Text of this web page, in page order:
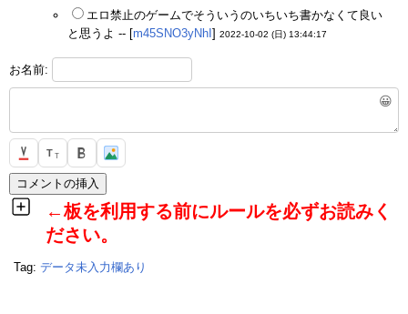
エロ禁止のゲームでそういうのいちいち書かなくて良い
と思うよ -- [m45SNO3yNhI ] 2022-10-02 (日) 13:44:17
お名前:
😀
T T
←板を利用する前にルールを必ずお読みく
ださい。
Tag: データ未入力欄あり